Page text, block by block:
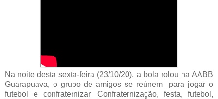
Na noite desta sexta-feira (23/10/20), a bola rolou na AABB
Guarapuava, o grupo de amigos se reúnem para jogar o
futebol e confraternizar. Confraternização, festa, futebol,